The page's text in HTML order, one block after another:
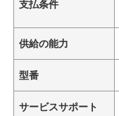
支払条件
供給の能力
型番
サービスサポート